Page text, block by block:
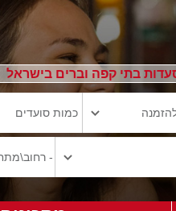
בתי קפה וברים בישראל